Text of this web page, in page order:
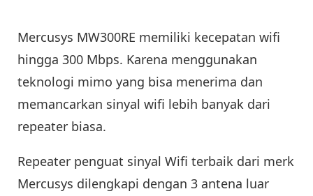
Mercusys MW300RE memiliki kecepatan wifi
hingga 300 Mbps. Karena menggunakan
teknologi mimo yang bisa menerima dan
memancarkan sinyal wifi lebih banyak dari
repeater biasa.
Repeater penguat sinyal Wifi terbaik dari merk
Mercusys dilengkapi dengan 3 antena luar